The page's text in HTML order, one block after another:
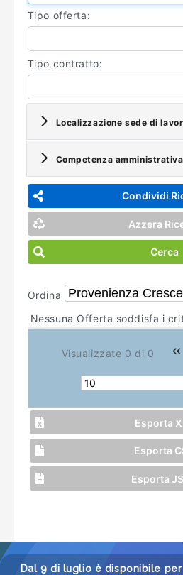
Tipo offerta:
Tipo contratto:
Localizzazione sede di
Competenza
Condividi
Azzera
Cerca
Ordina
Nessuna Offerta soddisfa i
Visualizzate 0 di 0
Esporta
Esporta
Esporta
Dal 9 di luglio è disponibile